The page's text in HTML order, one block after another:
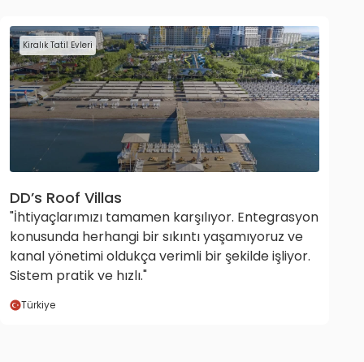
Kiralık Tatil Evleri
DD’s Roof Villas
"İhtiyaçlarımızı tamamen karşılıyor. Entegrasyon
konusunda herhangi bir sıkıntı yaşamıyoruz ve
kanal yönetimi oldukça verimli bir şekilde işliyor.
Sistem pratik ve hızlı."
Türkiye